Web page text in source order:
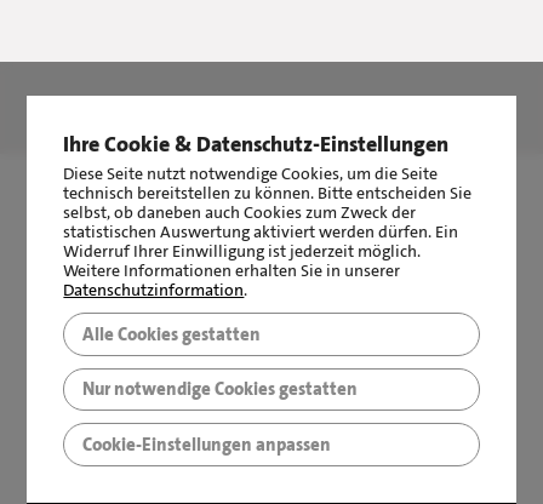
Ihre Cookie & Datenschutz-Einstellungen
Diese Seite nutzt notwendige Cookies, um die Seite
technisch bereitstellen zu können. Bitte entscheiden Sie
selbst, ob daneben auch Cookies zum Zweck der
statistischen Auswertung aktiviert werden dürfen. Ein
Widerruf Ihrer Einwilligung ist jederzeit möglich.
Weitere Informationen erhalten Sie in unserer
Datenschutzinformation.
Alle Cookies gestatten
Nur notwendige Cookies gestatten
Cookie-Einstellungen anpassen